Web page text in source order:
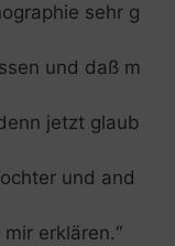
sehr g
und daß m
jetzt glaub
und and
erklären.“